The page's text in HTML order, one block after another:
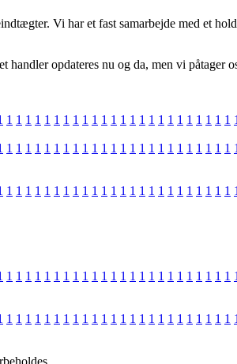
Vi har et fast samarbejde med et
handler opdateres nu og da, men vi
1 1 1 1 1 1 1 1 1 1 1 1 1 1 1 1 1 1 1 1 1 1 1 1 1
1 1 1 1 1 1 1 1 1 1 1 1 1 1 1 1 1 1 1 1 1 1 1 1 1
1 1 1 1 1 1 1 1 1 1 1 1 1 1 1 1 1 1 1 1 1 1 1 1 1
1 1 1 1 1 1 1 1 1 1 1 1 1 1 1 1 1 1 1 1 1 1 1 1 1
1 1 1 1 1 1 1 1 1 1 1 1 1 1 1 1 1 1 1 1 1 1 1 1 1